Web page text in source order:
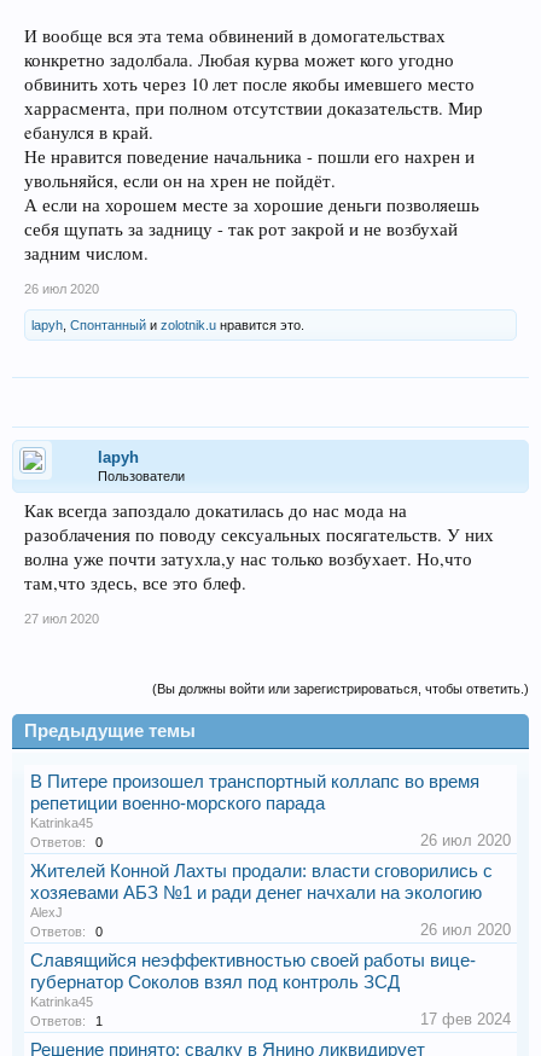
И вообще вся эта тема обвинений в домогательствах
конкретно задолбала. Любая курва может кого угодно
обвинить хоть через 10 лет после якобы имевшего место
харрасмента, при полном отсутствии доказательств. Мир
eбaнулся в край.
Не нравится поведение начальника - пошли его нахрен и
увольняйся, если он на хрен не пойдёт.
А если на хорошем месте за хорошие деньги позволяешь
себя щупать за задницу - так рот закрой и не возбухай
задним числом.
26 июл 2020
lapyh Спонтанный и zolotnik.u нравится это.
lapyh
Пользователи
Как всегда запоздало докатилась до нас мода на
разоблачения по поводу сексуальных посягательств. У них
волна уже почти затухла,у нас только возбухает. Но,что
там,что здесь, все это блеф.
27 июл 2020
(Вы должны войти или зарегистрироваться, чтобы ответить.)
Предыдущие темы
В Питере произошел транспортный коллапс во время
репетиции военно-морского парада
Katrinka45
Ответов:
0 26 июл 2020
Жителей Конной Лахты продали: власти сговорились с
хозяевами АБЗ №1 и ради денег начхали на экологию
AlexJ
Ответов:
0 26 июл 2020
Славящийся неэффективностью своей работы вице-
губернатор Соколов взял под контроль ЗСД
Katrinka45
Ответов:
1 17 фев 2024
Решение принято: свалку в Янино ликвидирует